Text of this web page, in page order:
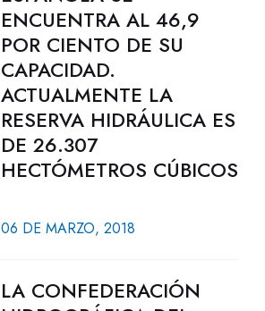
ENCUENTRA AL 46,9
POR CIENTO DE SU
CAPACIDAD.
ACTUALMENTE LA
RESERVA HIDRÁULICA ES
DE 26.307
HECTÓMETROS CÚBICOS
06 DE MARZO, 2018
LA CONFEDERACIÓN